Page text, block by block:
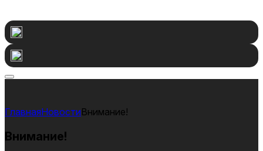
НовостиВнимание!
Внимание!